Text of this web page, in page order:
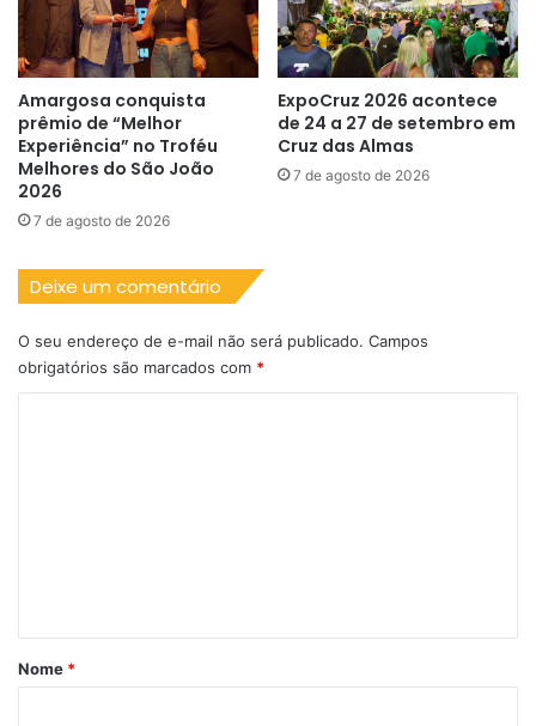
Amargosa conquista
prêmio de “Melhor
Experiência” no Troféu
Melhores do São João
2026
7 de agosto de 2026
ExpoCruz 2026 acontece
de 24 a 27 de setembro em
Cruz das Almas
7 de agosto de 2026
Deixe um comentário
O seu endereço de e-mail não será publicado. Campos
obrigatórios são marcados com *
rNome *